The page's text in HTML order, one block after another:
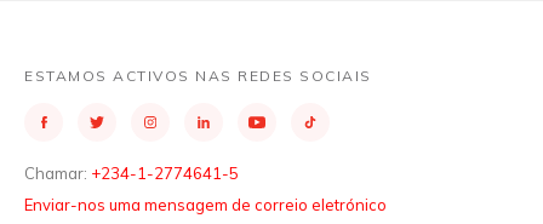
ESTAMOS ACTIVOS NAS REDES SOCIAIS
Chamar: +234-1-2774641-5
Enviar-nos uma mensagem de correio eletrónico